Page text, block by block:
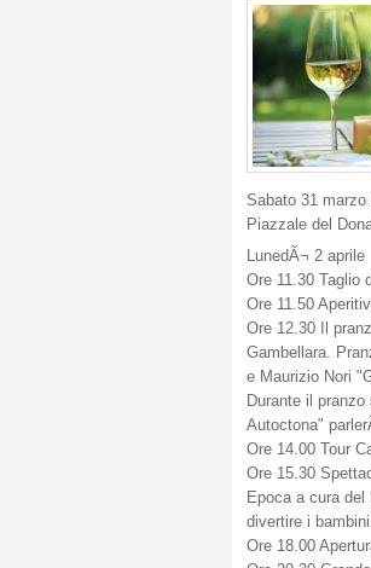
Sabato 31
Piazzale del
LunedÃ¬ 2 aprile
Ore 11.30 Taglio
Ore 11.50
Ore 12.30 Il
Gambellara.
e Maurizio Nori
Durante il
Autoctona"
Ore 14.00 Tour
Ore 15.30
Epoca a cura
divertire i bambini.
Ore 18.00